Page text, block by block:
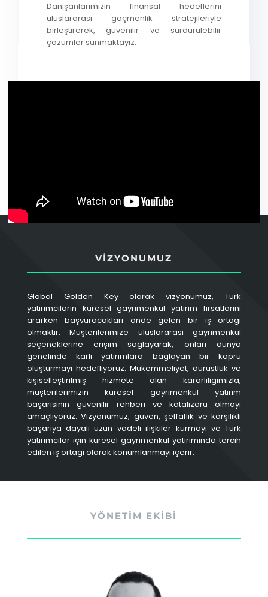
Danışanlarımızın finansal hedeflerini
uluslararası göçmenlik stratejileriyle
birleştirerek, güvenilir ve sürdürülebilir
çözümler sunmaktayız.
VIZYONUMUZ
Global Golden Key olarak vizyonumuz, Türk
yatırımcıların küresel gayrimenkul yatırım fırsatlarını
ararken başvuracakları önde gelen bir iş ortağı
olmaktır. Müşterilerimize uluslararası gayrimenkul
seçeneklerine erişim sağlayarak, onları dünya
genelinde karlı yatırımlara bağlayan bir köprü
oluşturmayı hedefliyoruz. Mükemmeliyet, dürüstlük ve
kişiselleştirilmiş hizmete olan kararlılığımızla,
müşterilerimizin küresel gayrimenkul yatırım
başarısının güvenilir rehberi ve katalizörü olmayı
amaçlıyoruz. Vizyonumuz, güven, şeffaflık ve karşılıklı
başarıya dayalı uzun vadeli ilişkiler kurmayı ve Türk
yatırımcılar için küresel gayrimenkul yatırımında tercih
edilen iş ortağı olarak konumlanmayı içerir.
YÖNETİM EKİBİ